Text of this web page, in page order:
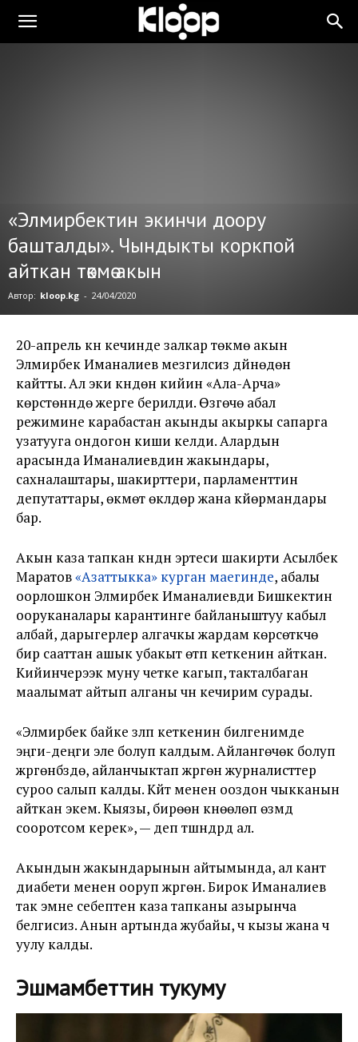
«Элмирбектин экинчи доору
башталды». Чындыкты коркпой
айткан төкмө акын
Автор: kloop.kg - 24/04/2020
20-апрель күнү кечинде залкар төкмө акын
Элмирбек Иманалиев мезгилсиз дүйнөдөн
кайтты. Ал эки күндөн кийин «Ала-Арча»
көрүстөнүндө жерге берилди. Өзгөчө абал
режимине карабастан акынды акыркы сапарга
узатууга ондогон киши келди. Алардын
арасында Иманалиевдин жакындары,
сахналаштары, шакирттери, парламенттин
депутаттары, өкмөт өкүлдөрү жана күйөрмандары
бар.
Акын каза тапкан күндүн эртеси шакирти Асылбек
Маратов«Азаттыкка» курган маегинде, абалы
оорлошкон Элмирбек Иманалиевди Бишкектин
ооруканалары карантинге байланыштуу кабыл
албай, дарыгерлер алгачкы жардам көрсөткүчө
бир сааттан ашык убакыт өтүп кеткенин айткан.
Кийинчерээк муну четке кагып, такталбаган
маалымат айтып алганы үчүн кечирим сурады.
«Элмирбек байке үзүлүп кеткенин билгенимде
эңги-деңги эле болуп калдым. Айлангөчөк болуп
жүргөнүбүздө, айланчыктап жүргөн журналисттер
суроо салып калды. Күйүт менен ооздон чыкканын
айткан экем. Кыязы, бирөөнү күнөөлөп өзүмдү
сооротсом керек», — деп түшүндүрдү ал.
Акындын жакындарынын айтымында, ал кант
диабети менен ооруп жүргөн. Бирок Иманалиев
так эмне себептен каза тапканы азырынча
белгисиз. Анын артында жубайы, үч кызы жана үч
уулу калды.
Эшмамбеттин тукуму